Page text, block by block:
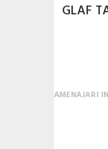
GLAF
AMENAJARI